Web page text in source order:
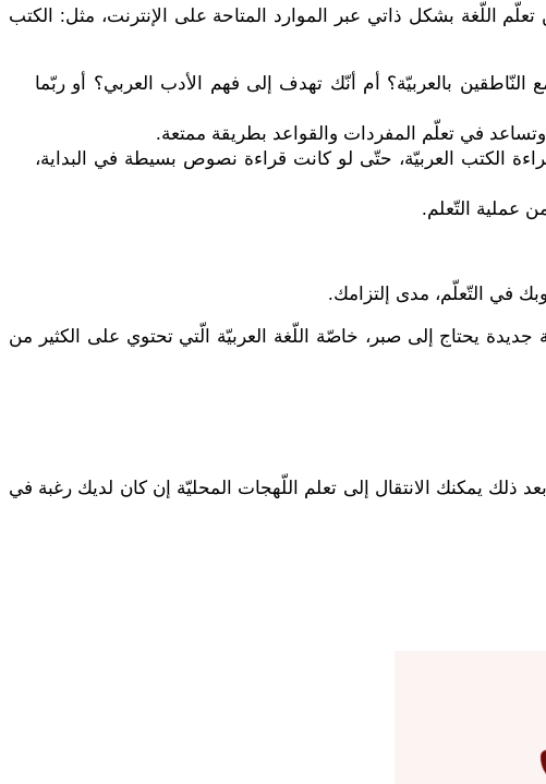
اللّغة بشكل ذاتي عبر الموارد المتاحة على الإنترنت، مثل: الكتب
بالعربيّة؟ أم أنّك تهدف إلى فهم الأدب العربي؟ أو ربّما
وتساعد في تعلّم المفردات والقواعد بطريقة ممتعة.
الكتب العربيّة، حتّى لو كانت قراءة نصوص بسيطة في البداية،
عملية التّعلم.
في التّعلّم، مدى إلتزامك.
يحتاج إلى صبر، خاصّة اللّغة العربيّة الّتي تحتوي على الكثير من
ذلك يمكنك الانتقال إلى تعلم اللّهجات المحليّة إن كان لديك رغبة في